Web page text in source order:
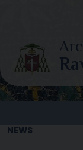
content
NEWS